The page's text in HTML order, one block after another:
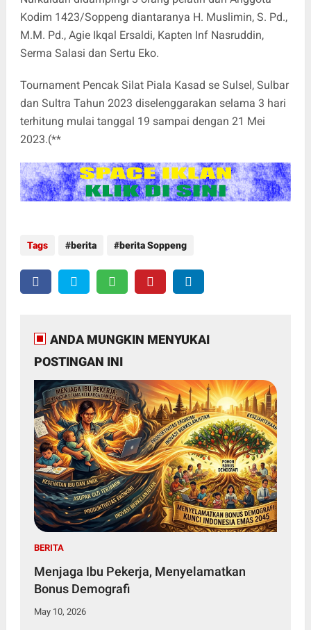
Kodim 1423/Soppeng diantaranya H. Muslimin, S. Pd.,
M.M. Pd., Agie Ikqal Ersaldi, Kapten Inf Nasruddin,
Serma Salasi dan Sertu Eko.
Tournament Pencak Silat Piala Kasad se Sulsel, Sulbar
dan Sultra Tahun 2023 diselenggarakan selama 3 hari
terhitung mulai tanggal 19 sampai dengan 21 Mei
2023.(**
Tags berita berita Soppeng
ANDA MUNGKIN MENYUKAI
POSTINGAN INI
BERITA
Menjaga Ibu Pekerja, Menyelamatkan
Bonus Demografi
May 10, 2026